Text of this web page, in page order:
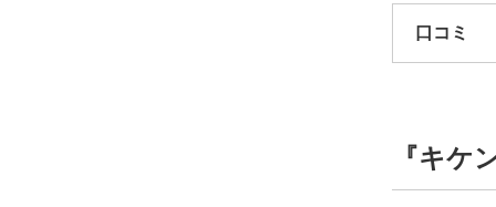
口コミ
『キケ